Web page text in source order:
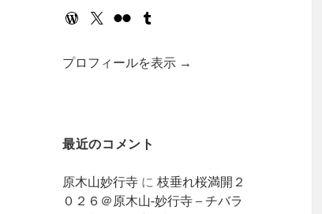
プロフィールを表示 →
最近のコメント
原木山妙行寺 に枝垂れ桜満開２
０２６＠原木山-妙行寺 – チバラ